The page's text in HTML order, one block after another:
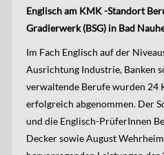
Englisch am KMK -Standort
Gradierwerk (BSG) in Bad
Im Fach Englisch auf der
Ausrichtung Industrie, Banken
verwaltende Berufe wurden 24
erfolgreich abgenommen. Der
und die Englisch-PrüferInnen
Decker sowie August